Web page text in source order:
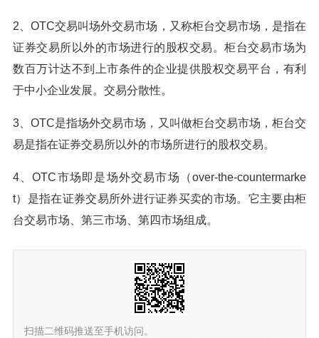
2、OTC交易叫场外交易市场，又称柜台交易市场，是指在
证券交易所以外的市场进行的股权交易。柜台交易市场为
数百万计达不到上市条件的企业提供股权交易平台，有利
于中小企业发展。交易分散性。
3、OTC是指场外交易市场，又叫做柜台交易市场，柜台交
易是指在证券交易所以外的市场所进行的股权交易。
4、OTC市场即是场外交易市场（over-the-countermarke
t）是指在证券交易所外进行证券买卖的市场。它主要由柜
台交易市场、第三市场、第四市场组成。
扫描二维码推送至手机访问。